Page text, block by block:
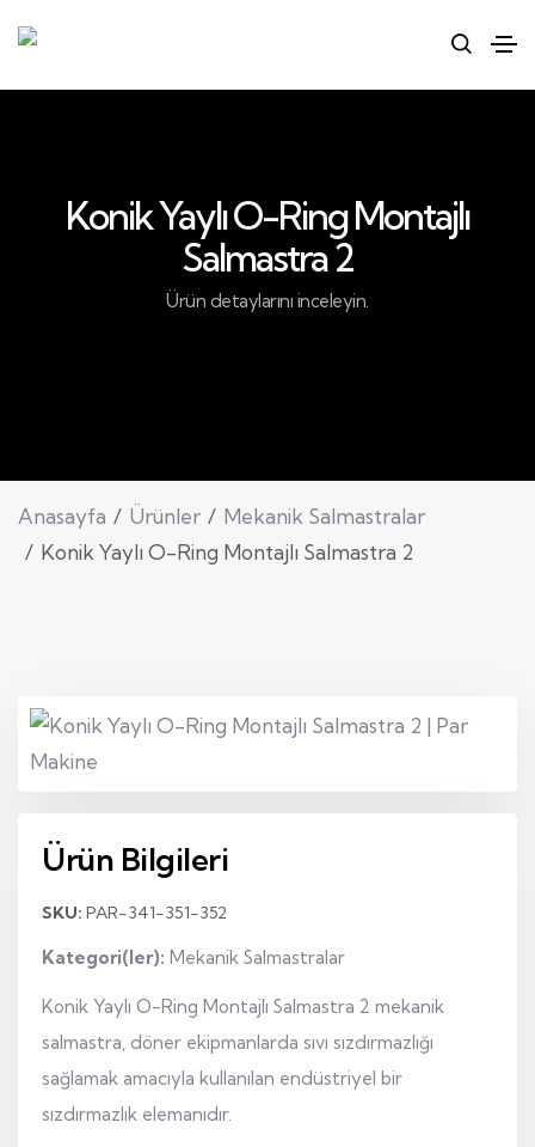
Konik Yaylı O-Ring Montajlı
Salmastra 2
Ürün detaylarını inceleyin.
Anasayfa Ürünler
Mekanik Salmastralar
Konik Yaylı O-Ring Montajlı Salmastra 2
Ürün Bilgileri
SKU: PAR-341-351-352
Kategori(ler): Mekanik Salmastralar
Konik Yaylı O-Ring Montajlı Salmastra 2 mekanik
salmastra, döner ekipmanlarda sıvı sızdırmazlığı
sağlamak amacıyla kullanılan endüstriyel bir
sızdırmazlık elemanıdır.